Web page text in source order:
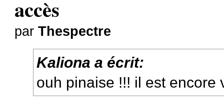
accès
parThespectre
Kaliona a écrit:
ouh pinaise !!! il est encore